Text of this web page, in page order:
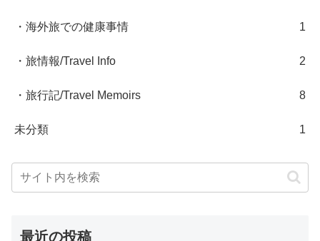
・海外旅での健康事情 1
・旅情報/Travel Info 2
・旅行記/Travel Memoirs 8
未分類 1
最近の投稿